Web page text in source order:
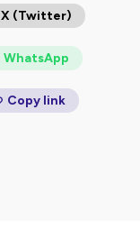
X (Twitter)
WhatsApp
Copy link